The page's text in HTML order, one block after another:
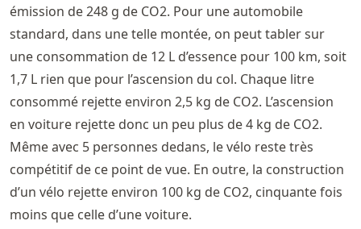
émission de 248 g de CO2. Pour une automobile
standard, dans une telle montée, on peut tabler sur
une consommation de 12 L d’essence pour 100 km, soit
1,7 L rien que pour l’ascension du col. Chaque litre
consommé rejette environ 2,5 kg de CO2. L’ascension
en voiture rejette donc un peu plus de 4 kg de CO2.
Même avec 5 personnes dedans, le vélo reste très
compétitif de ce point de vue. En outre, la construction
d’un vélo rejette environ 100 kg de CO2, cinquante fois
moins que celle d’une voiture.